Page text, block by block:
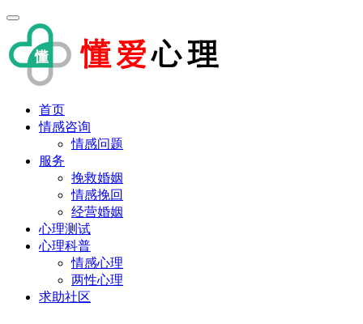
首页
情感咨询
情感问题
服务
挽救婚姻
情感挽回
经营婚姻
心理测试
心理科普
情感心理
两性心理
求助社区